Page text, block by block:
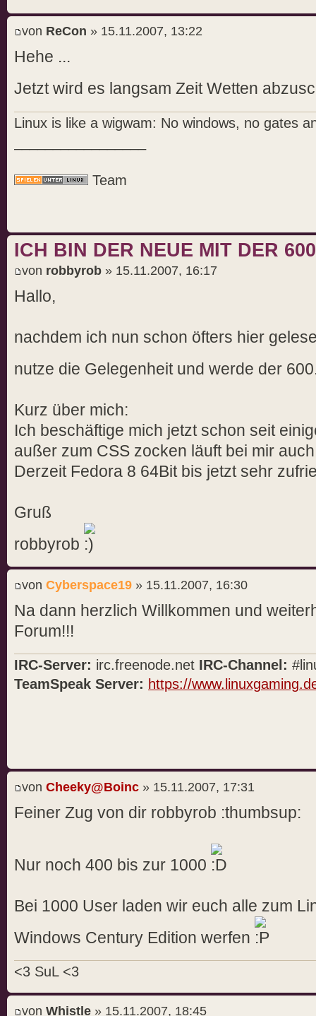
von ReCon » 15.11.2007, 13:22
Hehe ...
Jetzt wird es langsam Zeit Wetten
Linux is like a wigwam: No windows, no gates
Team
ICH BIN DER NEUE MIT DER
von robbyrob » 15.11.2007, 16:17
Hallo,
nachdem ich nun schon öfters hier
nutze die Gelegenheit und werde der
Kurz über mich:
Ich beschäftige mich jetzt schon seit
außer zum CSS zocken läuft bei mir
Derzeit Fedora 8 64Bit bis jetzt sehr
Gruß
robbyrob
von Cyberspace19 » 15.11.2007, 16:30
Na dann herzlich Willkommen und
Forum!!!
IRC-Server: irc.freenode.net IRC-Channel:
TeamSpeak Server: https://
von Cheeky@Boinc » 15.11.2007, 17:31
Feiner Zug von dir robbyrob :thumbsup:
Nur noch 400 bis zur 1000
Bei 1000 User laden wir euch alle zum
Windows Century Edition werfen
<3 SuL <3
von Whistle » 15.11.2007, 18:45